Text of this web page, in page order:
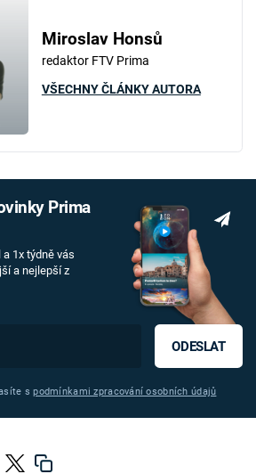
Miroslav Honsů
redaktor FTV Prima
VŠECHNY ČLÁNKY AUTORA
Prima
1x týdně vás
a nejlepší z
ODESLAT
spodmínkami zpracování osobních údajů